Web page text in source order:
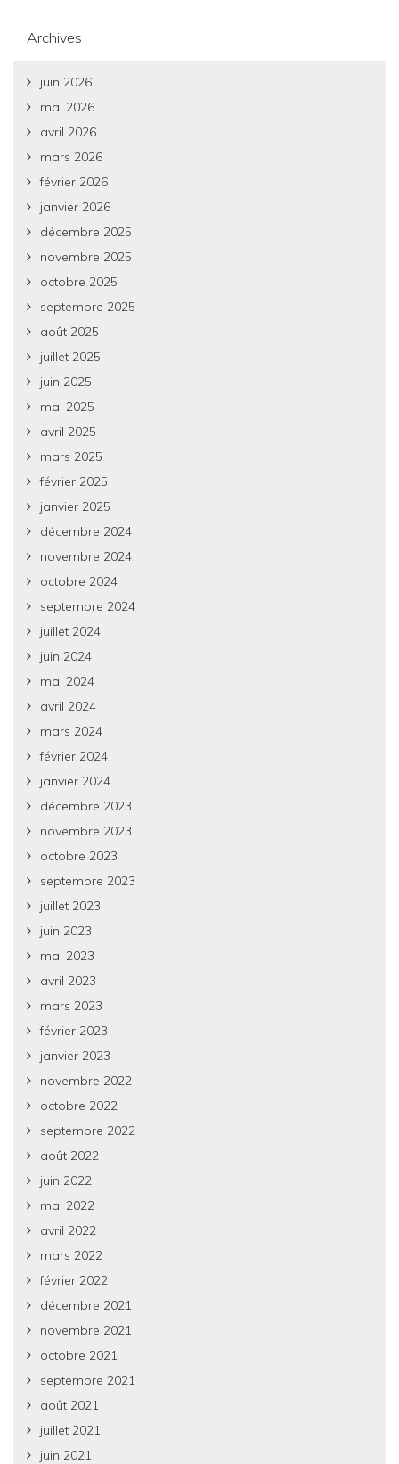
Archives
juin 2026
mai 2026
avril 2026
mars 2026
février 2026
janvier 2026
décembre 2025
novembre 2025
octobre 2025
septembre 2025
août 2025
juillet 2025
juin 2025
mai 2025
avril 2025
mars 2025
février 2025
janvier 2025
décembre 2024
novembre 2024
octobre 2024
septembre 2024
juillet 2024
juin 2024
mai 2024
avril 2024
mars 2024
février 2024
janvier 2024
décembre 2023
novembre 2023
octobre 2023
septembre 2023
juillet 2023
juin 2023
mai 2023
avril 2023
mars 2023
février 2023
janvier 2023
novembre 2022
octobre 2022
septembre 2022
août 2022
juin 2022
mai 2022
avril 2022
mars 2022
février 2022
décembre 2021
novembre 2021
octobre 2021
septembre 2021
août 2021
juillet 2021
juin 2021